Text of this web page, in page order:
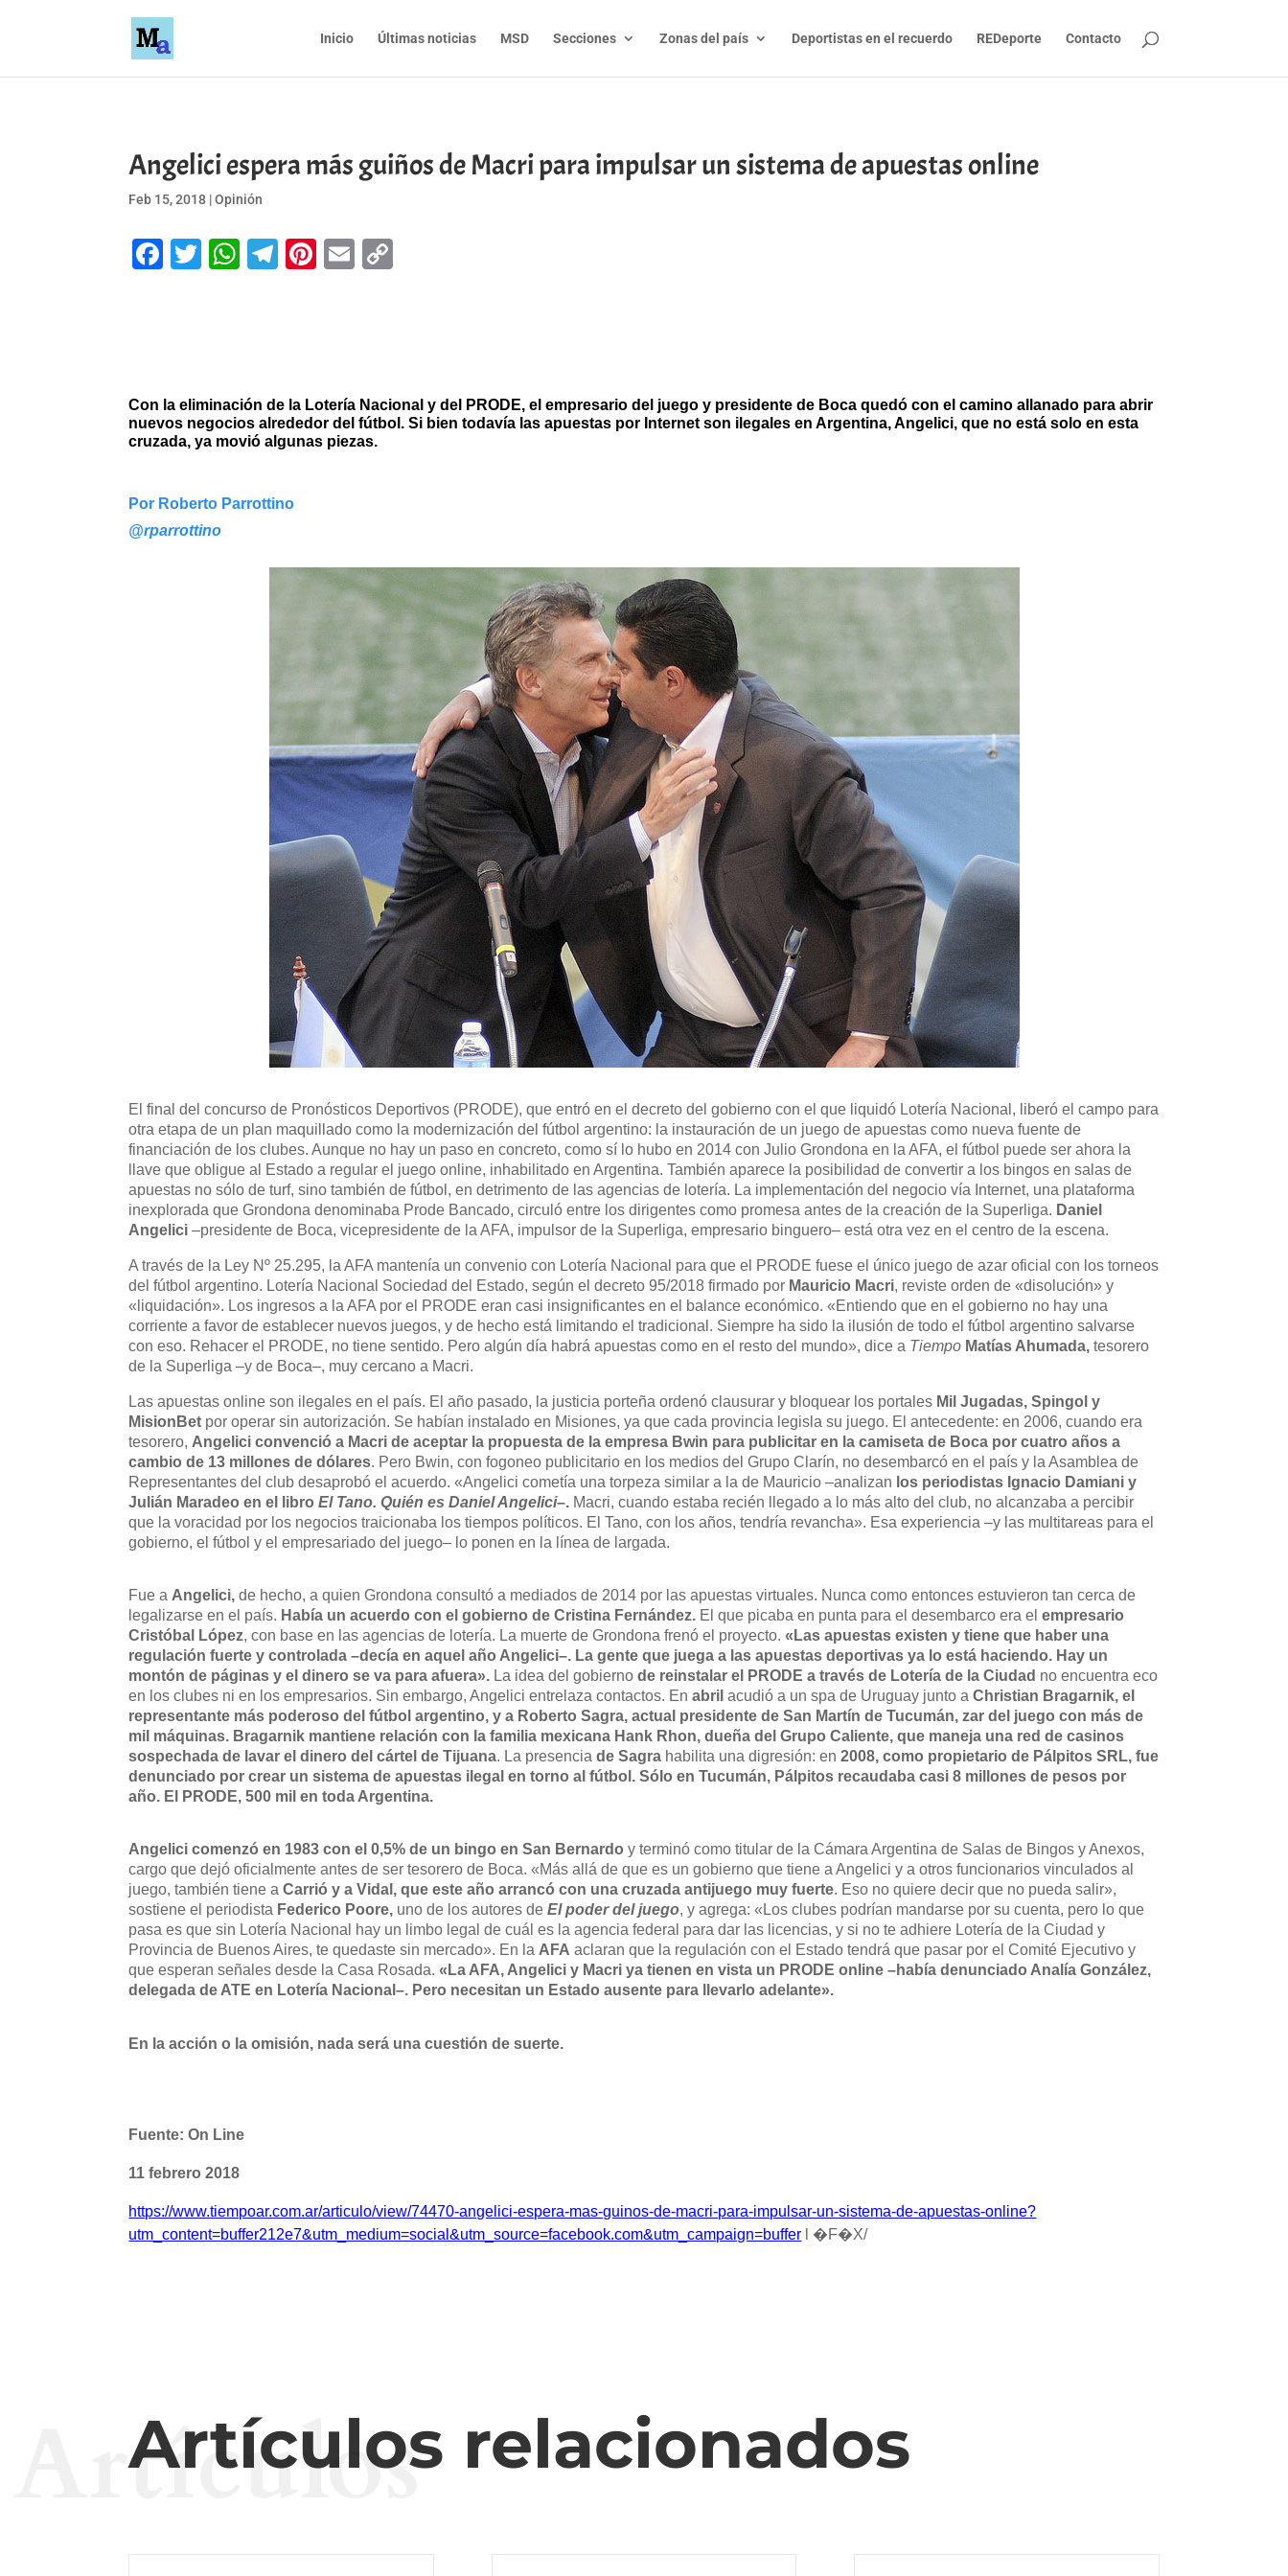
Inicio Últimas noticias MSD Secciones Zonas del país Deportistas en el recuerdo REDeporte Contacto
Angelici espera más guiños de Macri para impulsar un sistema de apuestas online
Feb 15, 2018 |Opinión
Facebook
Twitter
WhatsApp
Telegram
Pinterest
Email
Con la eliminación de la Lotería Nacional y del PRODE, el empresario del juego y presidente de Boca quedó con el camino allanado para abrir
nuevos negocios alrededor del fútbol. Si bien todavía las apuestas por Internet son ilegales en Argentina, Angelici, que no está solo en esta
cruzada, ya movió algunas piezas.
Por Roberto Parrottino
@rparrottino
El final del concurso de Pronósticos Deportivos (PRODE), que entró en el decreto del gobierno con el que liquidó Lotería Nacional, liberó el campo para
otra etapa de un plan maquillado como la modernización del fútbol argentino: la instauración de un juego de apuestas como nueva fuente de
financiación de los clubes. Aunque no hay un paso en concreto, como sí lo hubo en 2014 con Julio Grondona en la AFA, el fútbol puede ser ahora la
llave que obligue al Estado a regular el juego online, inhabilitado en Argentina. También aparece la posibilidad de convertir a los bingos en salas de
apuestas no sólo de turf, sino también de fútbol, en detrimento de las agencias de lotería. La implementación del negocio vía Internet, una plataforma
inexplorada que Grondona denominaba Prode Bancado, circuló entre los dirigentes como promesa antes de la creación de la Superliga. Daniel
Angelici –presidente de Boca, vicepresidente de la AFA, impulsor de la Superliga, empresario binguero– está otra vez en el centro de la escena.
A través de la Ley Nº 25.295, la AFA mantenía un convenio con Lotería Nacional para que el PRODE fuese el único juego de azar oficial con los torneos
del fútbol argentino. Lotería Nacional Sociedad del Estado, según el decreto 95/2018 firmado por Mauricio Macri, reviste orden de «disolución» y
«liquidación». Los ingresos a la AFA por el PRODE eran casi insignificantes en el balance económico. «Entiendo que en el gobierno no hay una
corriente a favor de establecer nuevos juegos, y de hecho está limitando el tradicional. Siempre ha sido la ilusión de todo el fútbol argentino salvarse
con eso. Rehacer el PRODE, no tiene sentido. Pero algún día habrá apuestas como en el resto del mundo», dice a Tiempo Matías Ahumada, tesorero
de la Superliga –y de Boca–, muy cercano a Macri.
Las apuestas online son ilegales en el país. El año pasado, la justicia porteña ordenó clausurar y bloquear los portales Mil Jugadas, Spingol y
MisionBet por operar sin autorización. Se habían instalado en Misiones, ya que cada provincia legisla su juego. El antecedente: en 2006, cuando era
tesorero, Angelici convenció a Macri de aceptar la propuesta de la empresa Bwin para publicitar en la camiseta de Boca por cuatro años a
cambio de 13 millones de dólares. Pero Bwin, con fogoneo publicitario en los medios del Grupo Clarín, no desembarcó en el país y la Asamblea de
Representantes del club desaprobó el acuerdo. «Angelici cometía una torpeza similar a la de Mauricio –analizan los periodistas Ignacio Damiani y
Julián Maradeo en el libroEl Tano. Quién es Daniel Angelici–. Macri, cuando estaba recién llegado a lo más alto del club, no alcanzaba a percibir
que la voracidad por los negocios traicionaba los tiempos políticos. El Tano, con los años, tendría revancha». Esa experiencia –y las multitareas para el
gobierno, el fútbol y el empresariado del juego– lo ponen en la línea de largada.
Fue a Angelici, de hecho, a quien Grondona consultó a mediados de 2014 por las apuestas virtuales. Nunca como entonces estuvieron tan cerca de
legalizarse en el país. Había un acuerdo con el gobierno de Cristina Fernández. El que picaba en punta para el desembarco era elempresario
Cristóbal López, con base en las agencias de lotería. La muerte de Grondona frenó el proyecto.«Las apuestas existen y tiene que haber una
regulación fuerte y controlada –decía en aquel año Angelici–. La gente que juega a las apuestas deportivas ya lo está haciendo. Hay un
montón de páginas y el dinero se va para afuera». La idea del gobiernode reinstalar el PRODE a través de Lotería de la Ciudad no encuentra eco
en los clubes ni en los empresarios. Sin embargo, Angelici entrelaza contactos. Enabrilacudió a un spa de Uruguay junto aChristian Bragarnik, el
representante más poderoso del fútbol argentino, y a Roberto Sagra, actual presidente de San Martín de Tucumán, zar del juego con más de
mil máquinas. Bragarnik mantiene relación con la familia mexicana Hank Rhon, dueña del Grupo Caliente, que maneja una red de casinos
sospechada de lavar el dinero del cártel de Tijuana. La presenciade Sagra habilita una digresión: en2008, como propietario de Pálpitos SRL, fue
denunciado por crear un sistema de apuestas ilegal en torno al fútbol. Sólo en Tucumán, Pálpitos recaudaba casi 8 millones de pesos por
año. El PRODE, 500 mil en toda Argentina.
Angelici comenzó en 1983 con el 0,5% de un bingo en San Bernardo y terminó como titular de la Cámara Argentina de Salas de Bingos y Anexos,
cargo que dejó oficialmente antes de ser tesorero de Boca. «Más allá de que es un gobierno que tiene a Angelici y a otros funcionarios vinculados al
juego, también tiene aCarrió y a Vidal, que este año arrancó con una cruzada antijuego muy fuerte. Eso no quiere decir que no pueda salir»,
sostiene el periodista Federico Poore, uno de los autores deEl poder del juego, y agrega: «Los clubes podrían mandarse por su cuenta, pero lo que
pasa es que sin Lotería Nacional hay un limbo legal de cuál es la agencia federal para dar las licencias, y si no te adhiere Lotería de la Ciudad y
Provincia de Buenos Aires, te quedaste sin mercado». En laAFA aclaran que la regulación con el Estado tendrá que pasar por el Comité Ejecutivo y
que esperan señales desde la Casa Rosada.«La AFA, Angelici y Macri ya tienen en vista un PRODE online –había denunciado Analía González,
delegada de ATE en Lotería Nacional–. Pero necesitan un Estado ausente para llevarlo adelante».
En la acción o la omisión, nada será una cuestión de suerte.
Fuente: On Line
11 febrero 2018
https://www.tiempoar.com.ar/articulo/view/74470-angelici-espera-mas-guinos-de-macri-para-impulsar-un-sistema-de-apuestas-online?
utm_content=buffer212e7&utm_medium=social&utm_source=facebook.com&utm_campaign=buffer l �F�X/
Artículos relacionados
Artículos